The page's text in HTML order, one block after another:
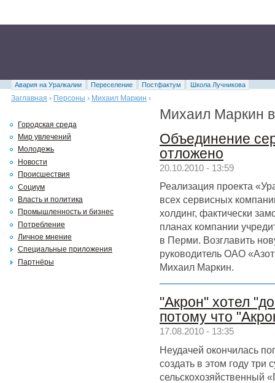
Авария на Уралкалии Переселение Постфактум
Школа Лучникова
Заглавная › Персоны › Михаил Маркин ›
Михаил Маркин
Объединение
отложено
20.10.2010 - 13:59
Реализация проекта
всех сервисных
холдинг, фактически
планах компании
в Перми. Возглавить
руководитель ОАО
Михаил Маркин.
"Акрон" хотел
потому что
17.08.2010 - 13:35
Неудачей окончилась
создать в этом году три
сельскохозяйственный
Городская среда
Мир увлечений
Молодежь
Новости
Происшествия
Социум
Власть и политика
Промышленность и бизнес
Потребление
Личное мнение
Специальные приложения
Партнёры